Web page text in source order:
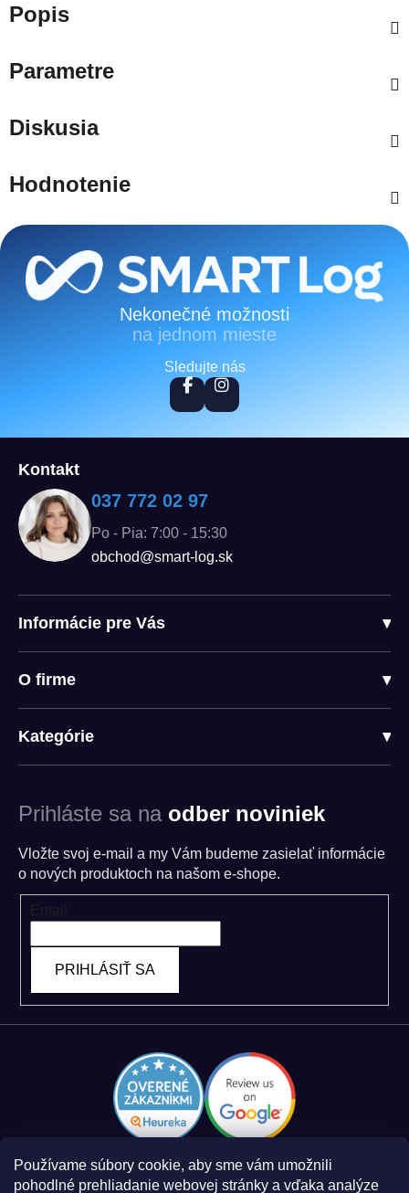
Používame súbory cookie, aby sme vám umožnili
pohodlné prehliadanie webovej stránky a vďaka analýze
Popis
Parametre
Diskusia
Hodnotenie
Zápätie
Nekonečné možnosti
na jednom mieste
Sledujte nás
Kontakt
037 772 02 97
Po - Pia: 7:00 - 15:30
obchod@smart-log.sk
Informácie pre Vás ▾
O firme ▾
Kategórie ▾
Prihláste sa na odber noviniek
Vložte svoj e-mail a my Vám budeme zasielať informácie
o nových produktoch na našom e-shope.
PRIHLÁSIŤ SA